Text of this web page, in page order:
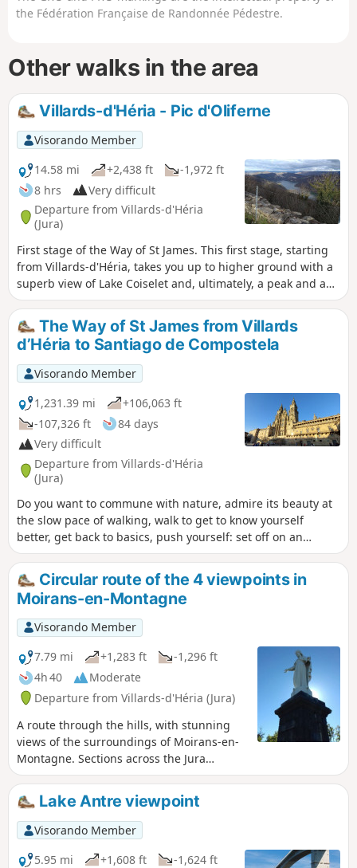
the Fédération Française de Randonnée Pédestre.
Other walks in the area
Villards-d'Héria - Pic d'Oliferne
Visorando Member
14.58 mi
+2,438 ft
-1,972 ft
8 hrs
Very difficult
Departure from Villards-d'Héria
(Jura)
First stage of the Way of St James. This first stage, starting
from Villards-d'Héria, takes you up to higher ground with a
superb view of Lake Coiselet and, ultimately, a peak and a
castle that are well worth the detour. Indeed, the Pic
d’Oliferne towers over the Ain Valley by almost 500 metres
and offers a beautiful view, particularly of the Haute-Chaîne
du Jura.
The Way of St James from Villards
d’Héria to Santiago de Compostela
Visorando Member
1,231.39 mi
+106,063 ft
-107,326 ft
84 days
Very difficult
Departure from Villards-d'Héria
(Jura)
Do you want to commune with nature, admire its beauty at
the slow pace of walking, walk to get to know yourself
better, get back to basics, push yourself: set off on an
adventure along the Camino de Santiago. That’s what I’m
offering you with this route. I set off from my village in the
Jura (the first six stages are not part of the signposted
routes of the Camino de Santiago) to reach Santiago de
Compostela in Spain, but there’s nothing stopping you from
setting off from your own home to join the route at any
stage, starting from Le Puy-en-Velay or any other town
along the way. .
Circular route of the 4 viewpoints in
Moirans-en-Montagne
Visorando Member
7.79 mi
+1,283 ft
-1,296 ft
4h 40
Moderate
Departure from Villards-d'Héria (Jura)
A route through the hills, with stunning
views of the surroundings of Moirans-en-
Montagne. Sections across the Jura
mountains, with clear views, interspersed
with sections through the undergrowth
and amongst boulders. A very varied,
fairly challenging hike.
Lake Antre viewpoint
Visorando Member
5.95 mi
+1,608 ft
-1,624 ft